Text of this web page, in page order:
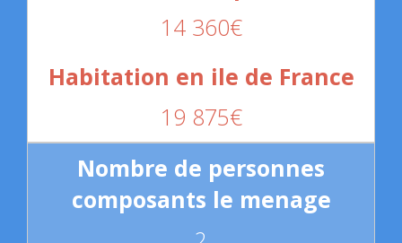
14 360€
19 875€